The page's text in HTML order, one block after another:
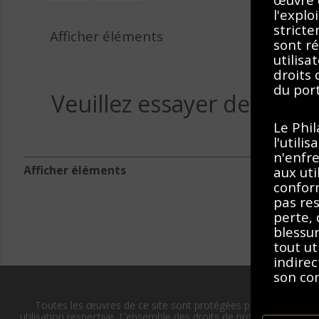
Afficher éléments
Veuillez essayer de
Afficher éléments
Toutes les œuvres de ce site sont protégées par les lois sur
sont
droits
du
Le
aux
pas
perte,
tout
son
En